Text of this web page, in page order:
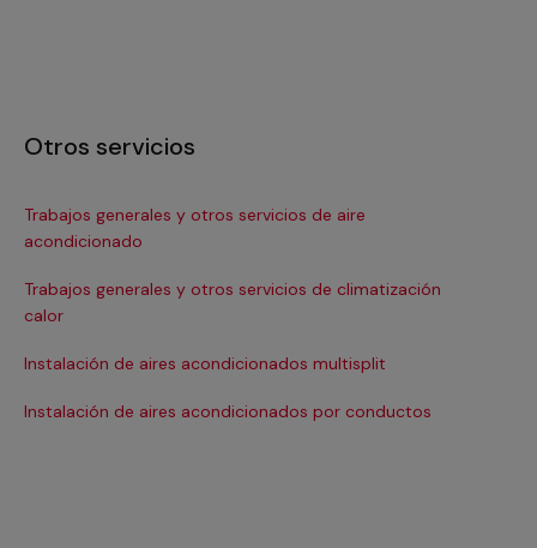
Otros servicios
Trabajos generales y otros servicios de aire
acondicionado
Trabajos generales y otros servicios de climatización
calor
Instalación de aires acondicionados multisplit
Instalación de aires acondicionados por conductos